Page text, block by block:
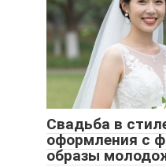
Свадьба в
оформления с
образы